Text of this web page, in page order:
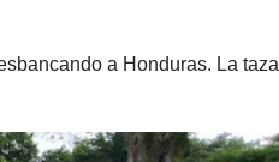
a Honduras. La taza